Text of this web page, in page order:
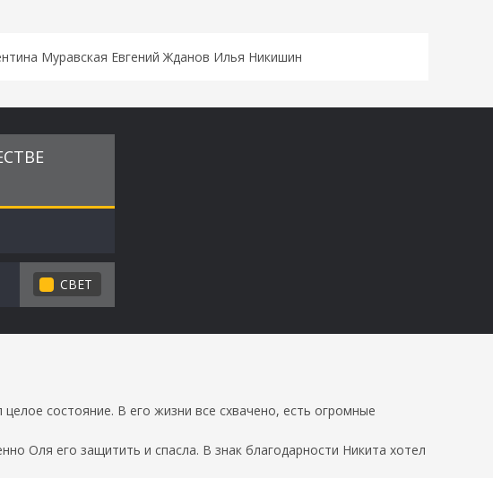
Муравская Евгений Жданов Илья Никишин
СВЕТ
состояние. В его жизни все схвачено, есть огромные
Оля его защитить и спасла. В знак благодарности Никита хотел